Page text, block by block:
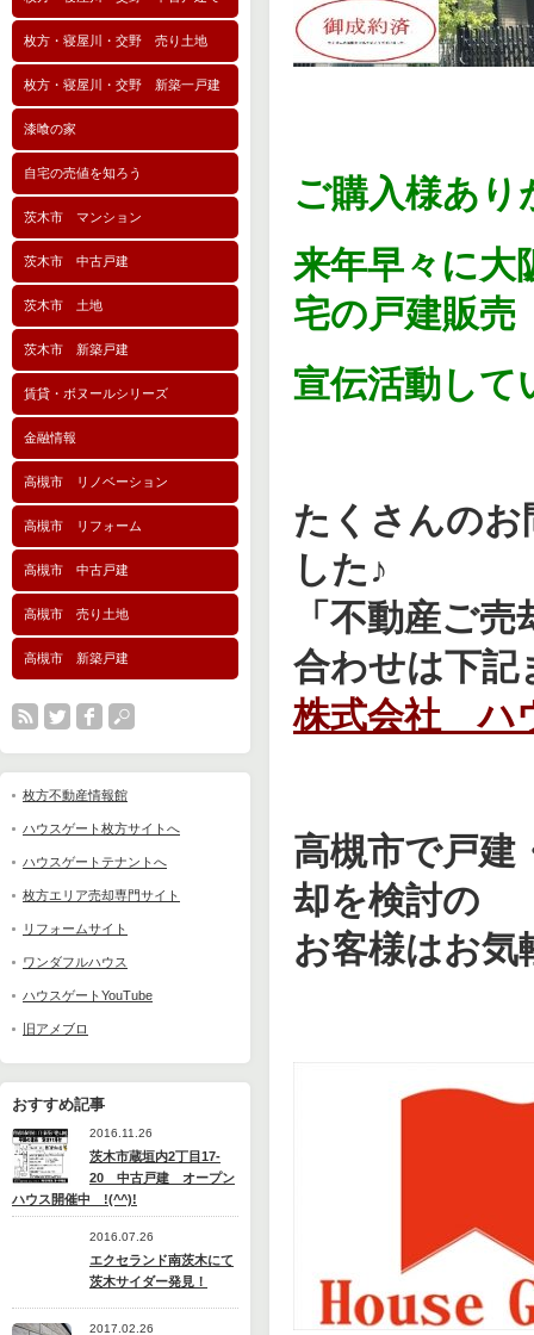
枚方・寝屋川・交野 売り土地
枚方・寝屋川・交野 新築一戸建
漆喰の家
自宅の売値を知ろう
茨木市 マンション
茨木市 中古戸建
茨木市 土地
茨木市 新築戸建
賃貸・ボヌールシリーズ
金融情報
高槻市 リノベーション
高槻市 リフォーム
高槻市 中古戸建
高槻市 売り土地
高槻市 新築戸建
枚方不動産情報館
ハウスゲート枚方サイトへ
ハウスゲートテナントへ
枚方エリア売却専門サイト
リフォームサイト
ワンダフルハウス
ハウスゲートYouTube
旧アメブロ
おすすめ記事
2016.11.26
茨木市蔵垣内2丁目17-
20 中古戸建 オープン
ハウス開催中 !(^^)!
2016.07.26
エクセランド南茨木にて
茨木サイダー発見！
2017.02.26
ご購入様あ
来年早々に大
宅の戸建販
宣伝活動して
たくさんの
した♪
「不動産ご
合わせは下記
株式会社 ハ
高槻市で戸建
却を検討の
お客様はお気